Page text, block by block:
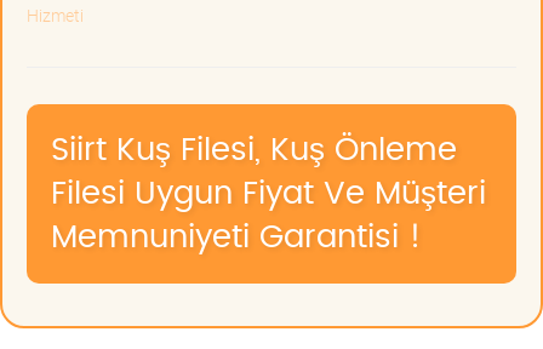
Hizmeti
Siirt Kuş Filesi, Kuş Önleme
Filesi Uygun Fiyat Ve Müşteri
Memnuniyeti Garantisi !